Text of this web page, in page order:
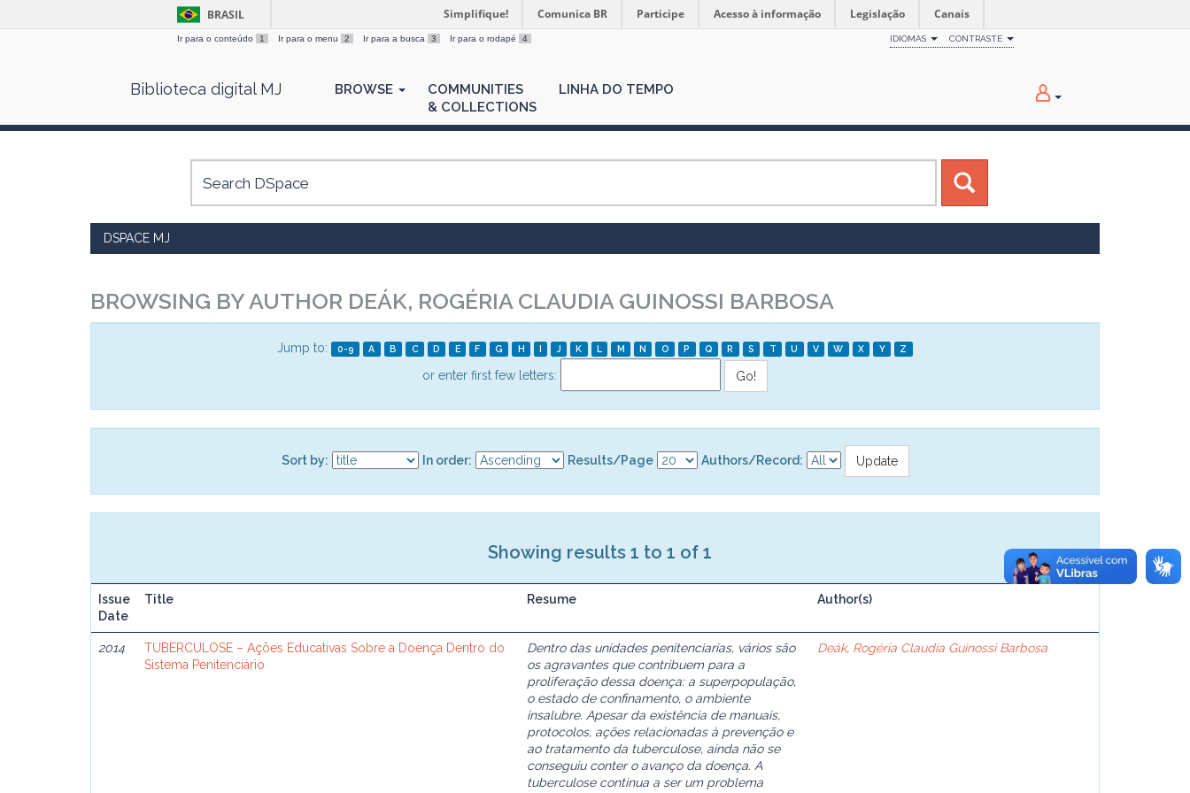
BRASIL Simplifique! Comunica BR Participe Acesso à informação Legislação Canais
Ir para o conteúdo 1 Ir para o menu 2 Ir para a busca 3 Ir para o rodapé 4 IDIOMAS CONTRASTE
Biblioteca digital MJ BROWSE
COMMUNITIES
& COLLECTIONS
LINHA DO TEMPO
DSPACE MJ
BROWSING BY AUTHOR DEÁK, ROGÉRIA CLAUDIA GUINOSSI BARBOSA
Jump to: 0-9 A B C D E F G H I J K L M N O P Q R S T U V W X Y Z
or enter first few letters:
Sort by: In order: Results/Page Authors/Record:
Showing results 1 to 1 of 1
Issue
Date
Title Resume Author(s)
2014
TUBERCULOSE – Ações Educativas Sobre a Doença Dentro do
Sistema Penitenciário
Dentro das unidades penitenciarias, vários são
os agravantes que contribuem para a
proliferação dessa doença: a superpopulação,
o estado de confinamento, o ambiente
insalubre. Apesar da existência de manuais,
protocolos, ações relacionadas à prevenção e
ao tratamento da tuberculose, ainda não se
conseguiu conter o avanço da doença. A
tuberculose continua a ser um problema
Deák, Rogéria Claudia Guinossi Barbosa